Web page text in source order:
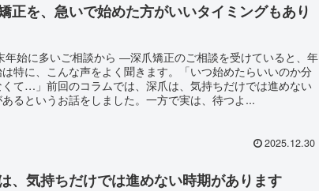
正を、急いで始めた方がいいタイミングもあり
始に多いご相談から ―深爪矯正のご相談を受けていると、年
特に、こんな声をよく聞きます。「いつ始めたらいいのか分
て…」前回のコラムでは、深爪は、気持ちだけでは進めない
るというお話をしました。一方で実は、待つよ...
2025.12.30
、気持ちだけでは進めない時期があります